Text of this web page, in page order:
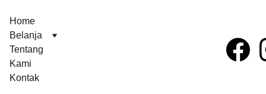
Home
Belanja
Tentang
Kami
Kontak